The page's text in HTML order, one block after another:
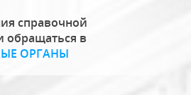
справочной
в
ОРГАНЫ